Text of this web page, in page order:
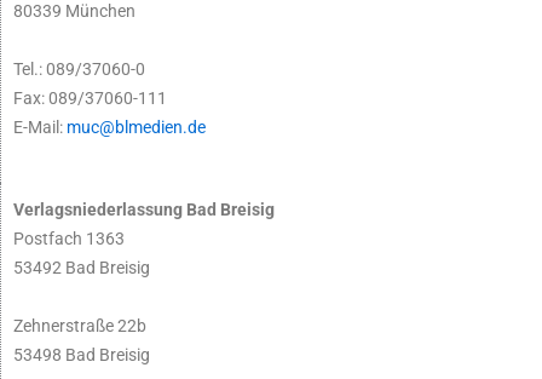
80339 München
Tel.: 089/37060-0
Fax: 089/37060-111
E-Mail: muc@blmedien.de
Verlagsniederlassung Bad Breisig
Postfach 1363
53492 Bad Breisig
Zehnerstraße 22b
53498 Bad Breisig